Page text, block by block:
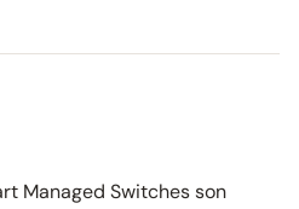
Managed Switches son